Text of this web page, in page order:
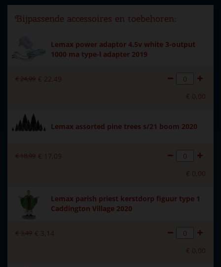
aanbieding Lemax
Dorpsnaam Caddington Village
058-14
Introductiejaar
Met beweging Nee
batterijen.
Bijpassende accessoires en toebehoren:
Lemax power adaptor 4.5v white 3-output
1000 ma type-l adapter 2019
€24,99 € 22,49
€ 0,00
Lemax assorted pine trees s/21 boom 2020
€18,99 € 17,09
€ 0,00
Lemax parish priest kerstdorp figuur type 1
Caddington Village 2020
€3,49 € 3, 14
€ 0,00